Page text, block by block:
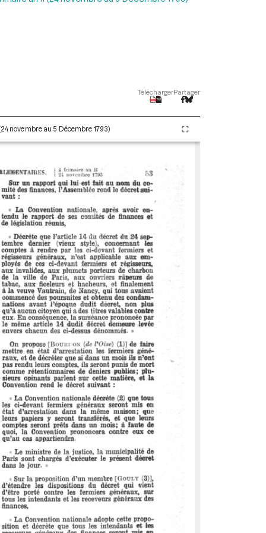
TéléchargerPartager
novembre au 5 Décembre 1793)